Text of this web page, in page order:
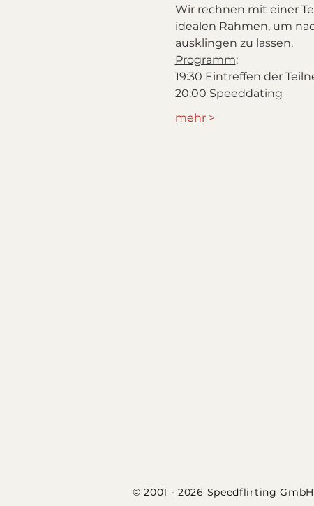
Wir rechnen mit einer
idealen Rahmen, um
ausklingen zu lassen.
Programm:
19:30 Eintreffen der
20:00 Speeddating
mehr >
© 2001 - 2026 Speedflirting GmbH